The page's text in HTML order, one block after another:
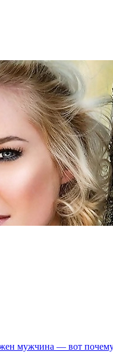
мужчина — вот